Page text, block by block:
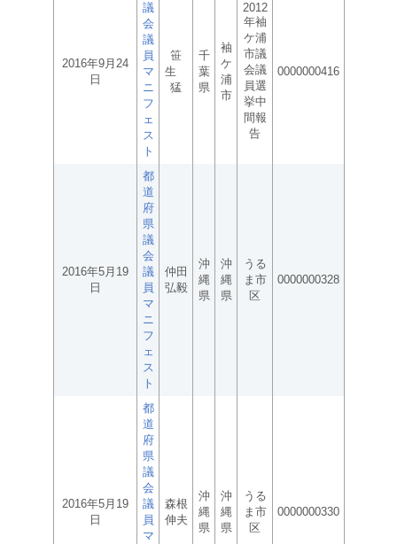
2016年9月24
日
議
会
議
員
マ
ニ
フ
ェ
ス
ト
笹
生
猛
千
葉
県
袖
ケ
浦
市
2012
年袖
ケ浦
市議
会議
員選
挙中
間報
告
0000000416
2016年5月19
日
都
道
府
県
議
会
議
員
マ
ニ
フ
ェ
ス
ト
仲田
弘毅
沖
縄
県
沖
縄
県
うる
ま市
区
0000000328
2016年5月19
日
都
道
府
県
議
会
議
員
マ
森根
伸夫
沖
縄
県
沖
縄
県
うる
ま市
区
0000000330